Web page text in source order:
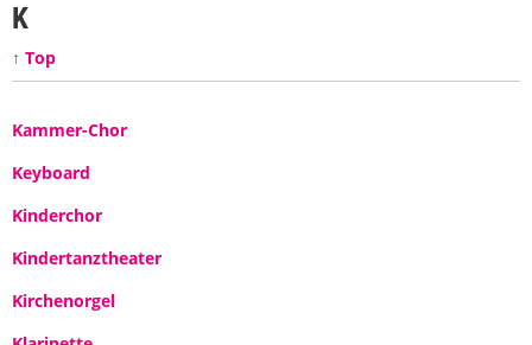
K
↑ Top
Kammer-Chor
Keyboard
Kinderchor
Kindertanztheater
Kirchenorgel